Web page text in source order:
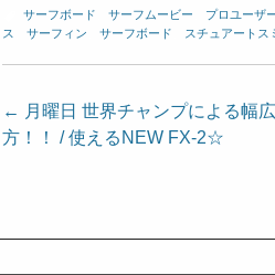
サーフボード サーフムービー プロユーザ
ス
サーフィン サーフボード スチュアートス
投
稿
ゲ
← 月曜日 世界チャンプによる幅
方！！ / 使えるNEW FX-2☆